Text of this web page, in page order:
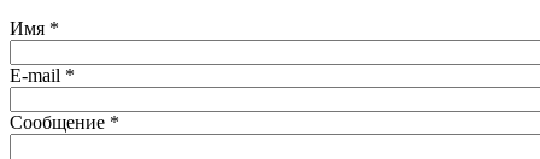
Имя *
E-mail *
Сообщение *